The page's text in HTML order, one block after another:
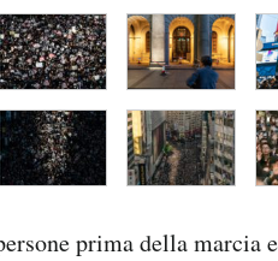
prima della marcia